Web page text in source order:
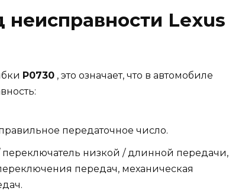
неисправности Lexus
P0730 , это означает, что в автомобиле
передаточное число.
переключатель низкой / длинной передачи,
передач, механическая